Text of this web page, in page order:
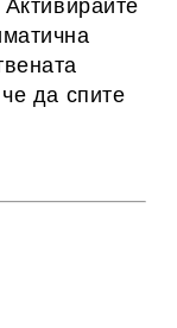
да спите